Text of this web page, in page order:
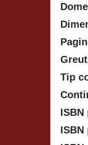
Tip
ISBN
ISBN